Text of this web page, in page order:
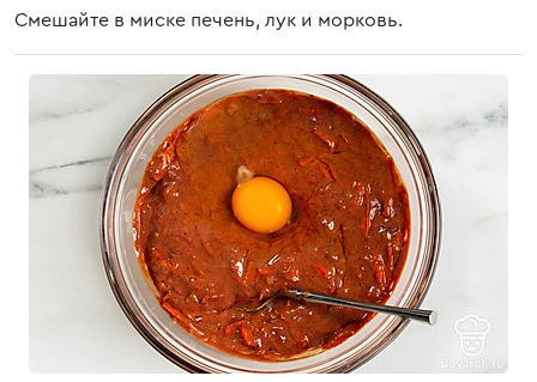
Смешайте в миске печень, лук и морковь.